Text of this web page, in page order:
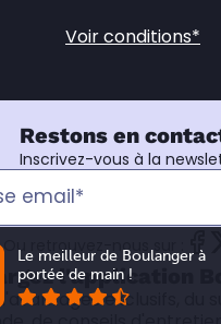
Voir conditions*
Restons en
Inscrivez-vous à la
Ou retrouvez-nous sur :
l'application
exclusifs, du
Le meilleur de Boulanger à
portée de main !